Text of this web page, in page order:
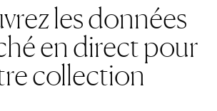
les données
en direct pour
collection